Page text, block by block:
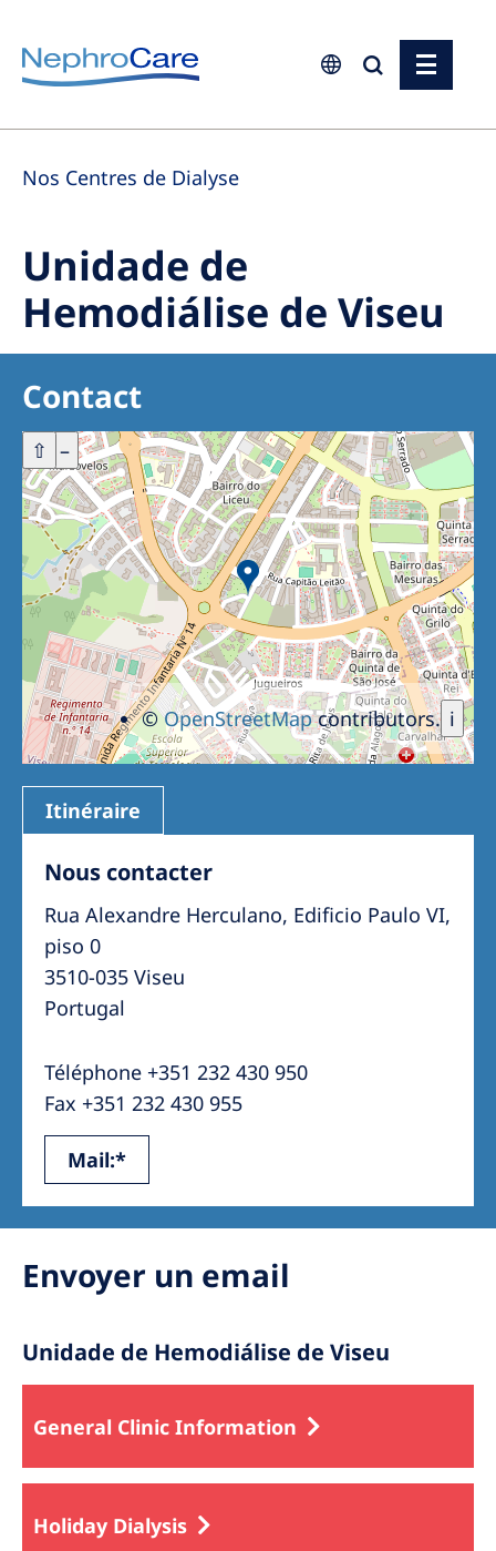
Europe
Czech Republic
Germany
Israel
Netherlands
Poland
Portugal
Romania
Russia
Serbia
Slovakia
Slovenia
Spain
Sweden
Switzerland
Asia Pacific
Asia Pacific
Australia
North America
United States of America
NephroCare International
Nos Centres de Dialyse
Unidade de
Hemodiálise de Viseu
Contact
+ –
⇧
i
©OpenStreetMapcontributors.
Itinéraire
Nous contacter
Rua Alexandre Herculano, Edificio Paulo VI,
piso 0
3510-035 Viseu
Portugal
Téléphone +351 232 430 950
Fax +351 232 430 955
Mail:*
Envoyer un email
Unidade de Hemodiálise de Viseu
General Clinic Information
Holiday Dialysis